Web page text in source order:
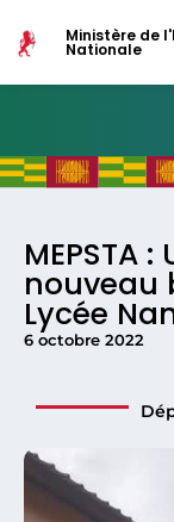
Ministère de
Nationale
MEPSTA
nouveau
Lycée
6 octobre 2022